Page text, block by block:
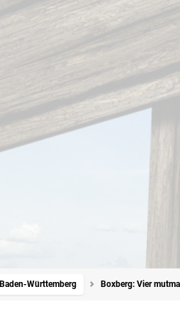
Baden-Württemberg Boxberg: Vier